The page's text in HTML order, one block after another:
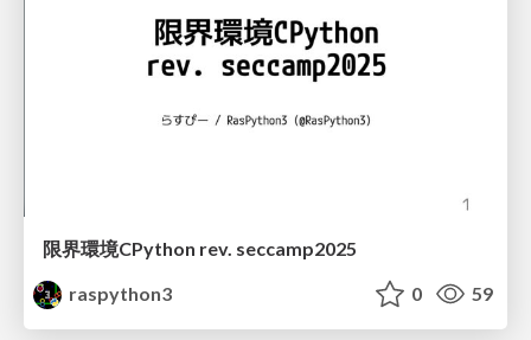
限界環境CPython rev. seccamp2025
raspython3
0 59